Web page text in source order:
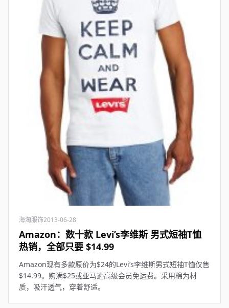
海淘服饰2013-06-28
Amazon：数十款 Levi’s李维斯 男式短袖T恤
热销，全部只要 $14.99
Amazon现有多款原价为$24的Levi’s李维斯男式短袖T恤仅售
$14.99。购满$25或亚马逊高级会员免运费。采用棉为材
质，吸汗透气，穿着舒适。